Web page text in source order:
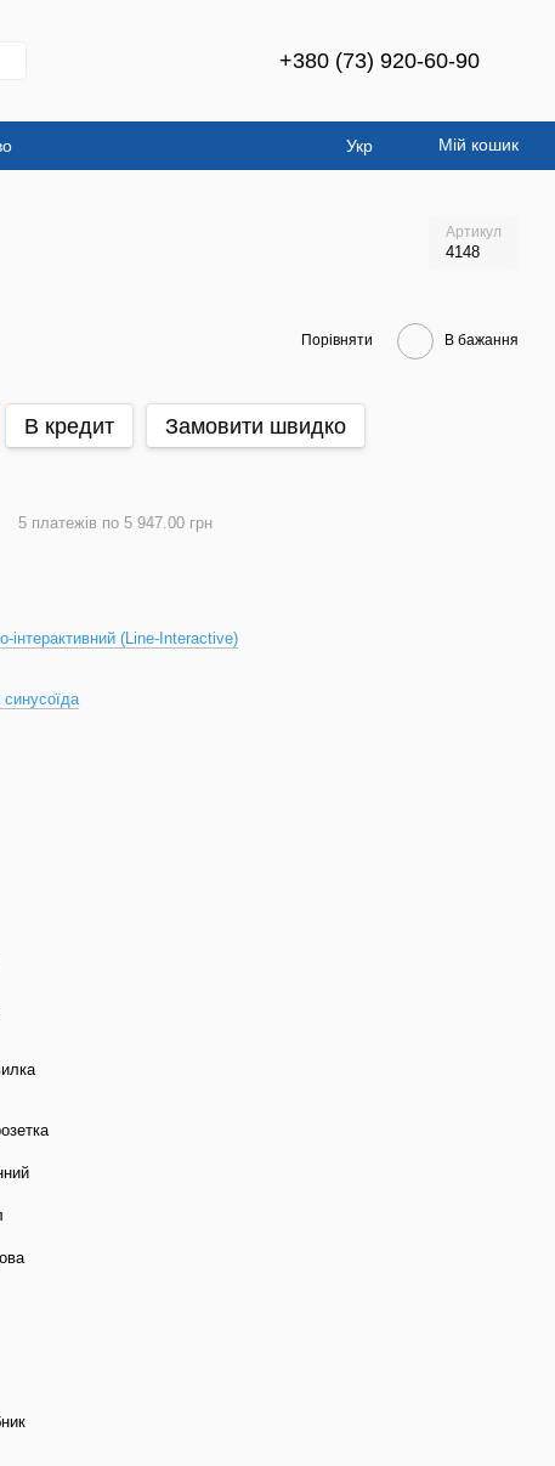
+380 (73) 920-60-90
Укр Мій кошик
Артикул
4148
Порівняти В бажання
В кредит Замовити швидко
5 платежів по 5 947.00 грн
інтерактивний (Line-Interactive)